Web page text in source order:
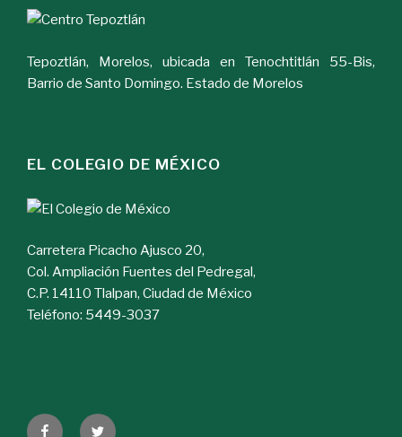
Tepoztlán, Morelos, ubicada en Tenochtitlán 55-Bis,
Barrio de Santo Domingo. Estado de Morelos
EL COLEGIO DE MÉXICO
Carretera Picacho Ajusco 20,
Col. Ampliación Fuentes del Pedregal,
C.P. 14110 Tlalpan, Ciudad de México
Teléfono: 5449-3037
FacebookTwitter